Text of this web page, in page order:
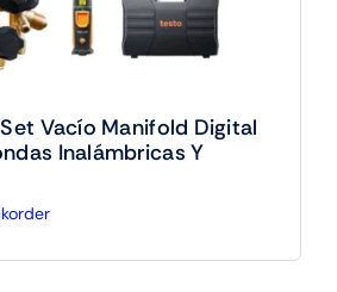
Vacío Manifold Digital
Inalámbricas Y